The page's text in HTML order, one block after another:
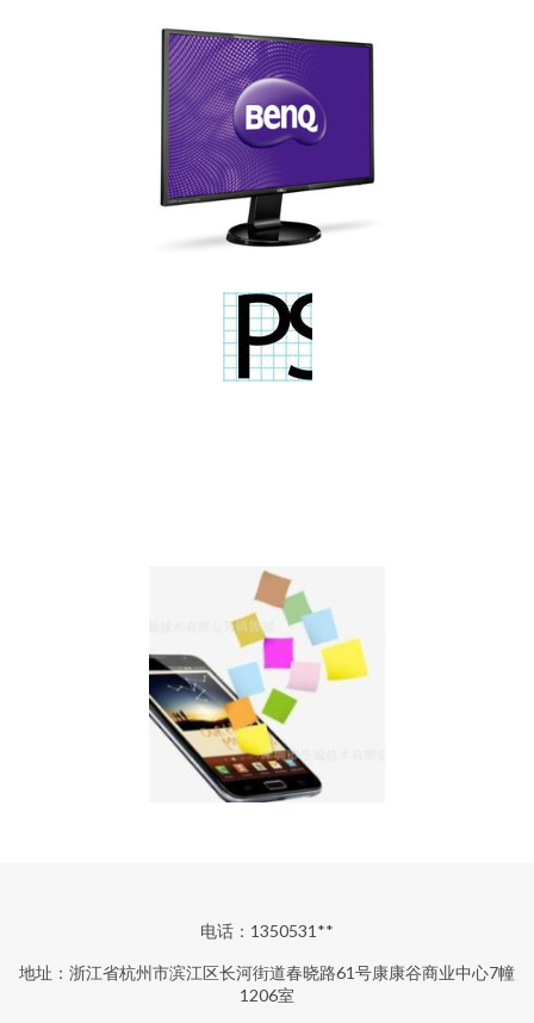
电话：1350531**
地址：浙江省杭州市滨江区长河街道春晓路61号康康谷商业中心7幢
1206室